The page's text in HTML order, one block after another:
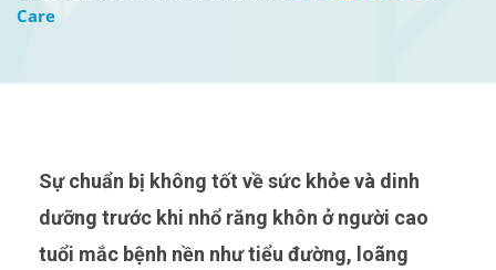
Care
Sự chuẩn bị không tốt về sức khỏe và dinh
dưỡng trước khi nhổ răng khôn ở người cao
tuổi mắc bệnh nền như tiểu đường, loãng